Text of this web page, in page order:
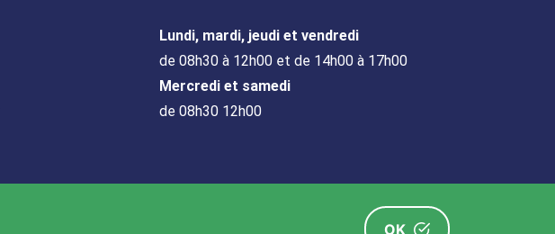
Lundi, mardi, jeudi et vendredi
de 08h30 à 12h00 et de 14h00 à 17h00
Mercredi et samedi
de 08h30 12h00
OK